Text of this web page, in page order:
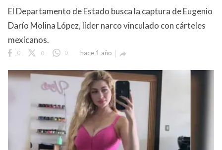
El Departamento de Estado busca la captura de Eugenio
Darío Molina López, líder narco vinculado con cárteles
mexicanos.
0 0 0 hace 1 año 